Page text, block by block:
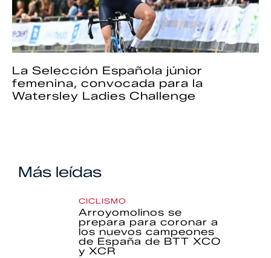
La Selección Española júnior
femenina, convocada para la
Watersley Ladies Challenge
Más leídas
CICLISMO
Arroyomolinos se
prepara para coronar a
los nuevos campeones
de España de BTT XCO
y XCR